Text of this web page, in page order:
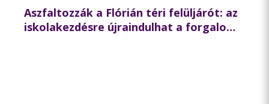
Aszfaltozzák a Flórián téri felüljárót: az
iskolakezdésre újraindulhat a forgalom